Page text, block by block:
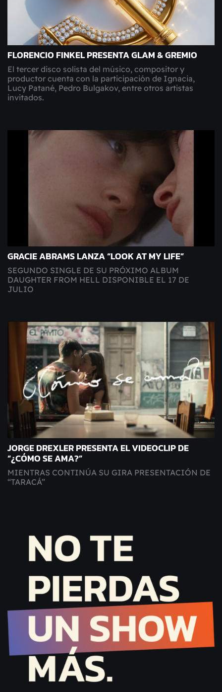
FLORENCIO FINKEL PRESENTA GLAM & GREMIO
El tercer disco solista del músico, compositor y
productor cuenta con la participación de Ignacia,
Lucy Patané, Pedro Bulgakov, entre otros artistas
invitados.
GRACIE ABRAMS LANZA “LOOK AT MY LIFE”
SEGUNDO SINGLE DE SU PRÓXIMO ALBUM
DAUGHTER FROM HELL DISPONIBLE EL 17 DE
JULIO
JORGE DREXLER PRESENTA EL VIDEOCLIP DE
“¿CÓMO SE AMA?”
MIENTRAS CONTINÚA SU GIRA PRESENTACIÓN DE
“TARACÁ”